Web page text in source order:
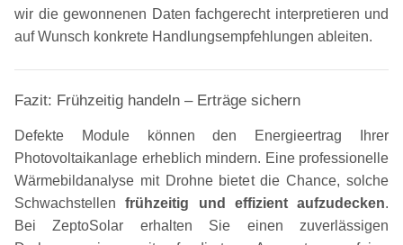
wir die gewonnenen Daten fachgerecht interpretieren und
auf Wunsch konkrete Handlungsempfehlungen ableiten.
Fazit: Frühzeitig handeln – Erträge sichern
Defekte Module können den Energieertrag Ihrer
Photovoltaikanlage erheblich mindern. Eine professionelle
Wärmebildanalyse mit Drohne bietet die Chance, solche
Schwachstellenfrühzeitig und effizient aufzudecken.
Bei ZeptoSolar erhalten Sie einen zuverlässigen